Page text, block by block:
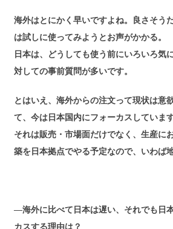
海外はとにかく早いですよね。良さそう
は試しに使ってみようとお声がかかる。
日本は、どうしても使う前にいろいろ気
対しての事前質問が多いです。
とはいえ、海外からの注文って現状は意
て、今は日本国内にフォーカスしています
それは販売・市場面だけでなく、生産に
築を日本拠点でやる予定なので、いわば
―海外に比べて日本は遅い、それでも日
カスする理由は？